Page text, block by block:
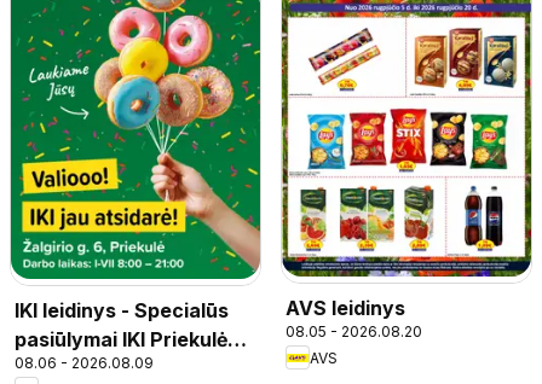
IKI leidinys - Specialūs
pasiūlymai IKI Priekulė
parduotuvės klientams
08.06 - 2026.08.09
AVS leidinys
08.05 - 2026.08.20
AVS